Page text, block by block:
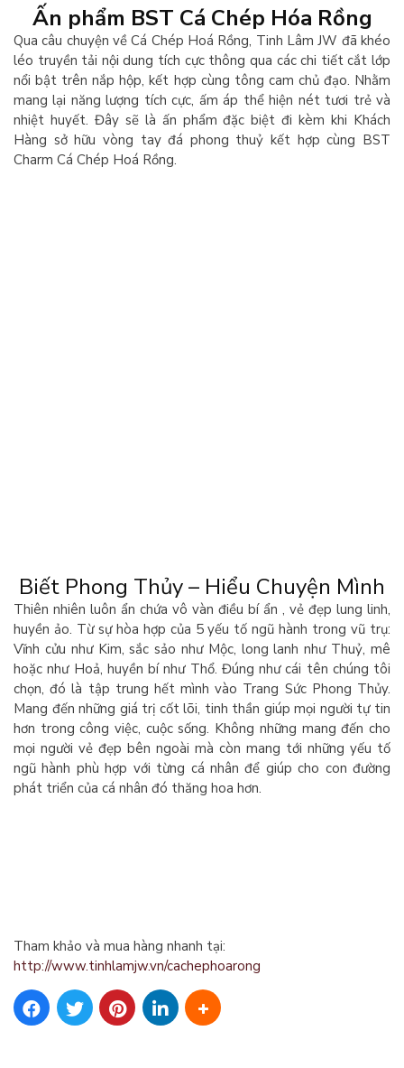
Ấn phẩm BST Cá Chép Hóa Rồng
Qua câu chuyện về Cá Chép Hoá Rồng, Tinh Lâm JW đã khéo
léo truyền tải nội dung tích cực thông qua các chi tiết cắt lớp
nổi bật trên nắp hộp, kết hợp cùng tông cam chủ đạo. Nhằm
mang lại năng lượng tích cực, ấm áp thể hiện nét tươi trẻ và
nhiệt huyết. Đây sẽ là ấn phẩm đặc biệt đi kèm khi Khách
Hàng sở hữu vòng tay đá phong thuỷ kết hợp cùng BST
Charm Cá Chép Hoá Rồng.
Biết Phong Thủy – Hiểu Chuyện Mình
Thiên nhiên luôn ẩn chứa vô vàn điều bí ẩn , vẻ đẹp lung linh,
huyền ảo. Từ sự hòa hợp của 5 yếu tố ngũ hành trong vũ trụ:
Vĩnh cửu như Kim, sắc sảo như Mộc, long lanh như Thuỷ, mê
hoặc như Hoả, huyền bí như Thổ. Đúng như cái tên chúng tôi
chọn, đó là tập trung hết mình vào Trang Sức Phong Thủy.
Mang đến những giá trị cốt lõi, tinh thần giúp mọi người tự tin
hơn trong công việc, cuộc sống. Không những mang đến cho
mọi người vẻ đẹp bên ngoài mà còn mang tới những yếu tố
ngũ hành phù hợp với từng cá nhân để giúp cho con đường
phát triển của cá nhân đó thăng hoa hơn.
Tham khảo và mua hàng nhanh tại:
http://www.tinhlamjw.vn/cachephoarong